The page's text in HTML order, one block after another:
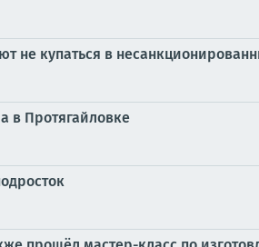
не купаться в
в Протягайловке